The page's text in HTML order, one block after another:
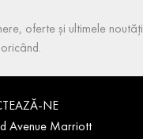
oferte și ultimele noutăți
NE
Avenue Marriott